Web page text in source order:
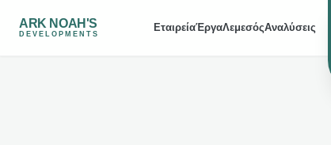
ARK NOAH'S
DEVELOPMENTS
ΕταιρείαΈργαΛεμεσόςΑναλύσεις